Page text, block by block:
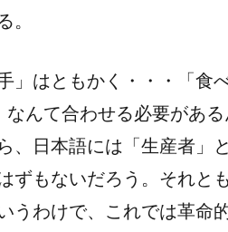
。
」はともかく・・・「食
んて合わせる必要があ
、日本語には「生産者」と
ずもないだろう。それとも
うわけで、これでは革命